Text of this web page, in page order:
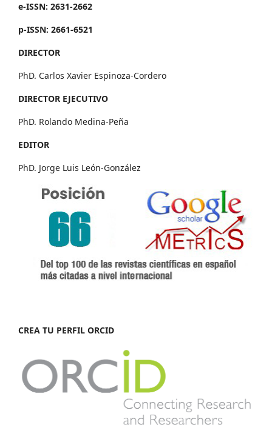
e-ISSN: 2631-2662
p-ISSN: 2661-6521
DIRECTOR
PhD. Carlos Xavier Espinoza-Cordero
DIRECTOR EJECUTIVO
PhD. Rolando Medina-Peña
EDITOR
PhD. Jorge Luis León-González
CREA TU PERFIL ORCID